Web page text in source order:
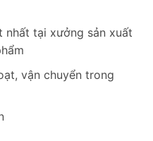
tại xưởng sản xuất
vận chuyển trong